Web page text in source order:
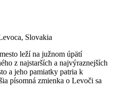
leží na južnom úpätí
z najstarších a najvýraznejších
a jeho pamiatky patria k
písomná zmienka o Levoči sa